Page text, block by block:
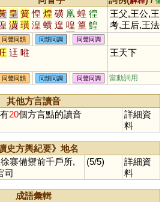
皇 簧 惶 煌 磺 凰 蝗 徨
潢 璜 湟 蟥 遑 喤 篁 鰉
鍠 餭 堭 穔 葟 熿 獚 楻
媓 崲 鷬 騜 趪 偟
王父,王公,王
考,王后,王法,
王室,王孫,王
國,王朝,王牌,
王道,王儲,王佐
之材,帝王
同聲同韻 同韻同調 同聲同調
迋 暀 王天下
同聲同韻 同韻同調 同聲同調 當動詞用
其他方言讀音
20個方言點的讀音
詳細資
料
讀史方輿紀要》地名
徐寨備禦前千戶所,
司
(5/5)
詳細資
料
成語彙輯